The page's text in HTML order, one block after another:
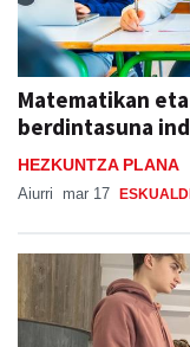
Matematikan
berdintasuna
HEZKUNTZA PLANA
Aiurri mar 17